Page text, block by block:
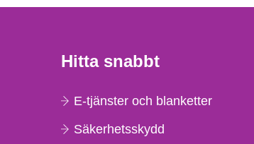
Hitta snabbt
E-tjänster och blanketter
Säkerhetsskydd